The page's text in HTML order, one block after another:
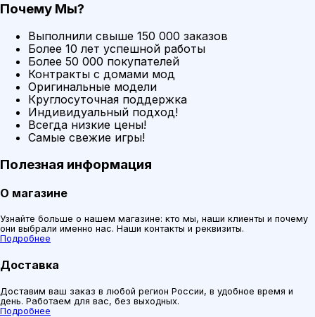
Почему Мы?
Выполнили свыше 150 000 заказов
Более 10 лет успешной работы
Более 50 000 покупателей
Контракты с домами мод
Оригинальные модели
Круглосуточная поддержка
Индивидуальный подход!
Всегда низкие цены!
Самые свежие игры!
Полезная информация
О магазине
Узнайте больше о нашем магазине: кто мы, наши клиенты и почему
они выбрали именно нас. Наши контакты и реквизиты.
Подробнее
Доставка
Доставим ваш заказ в любой регион России, в удобное время и
день. Работаем для вас, без выходных.
Подробнее